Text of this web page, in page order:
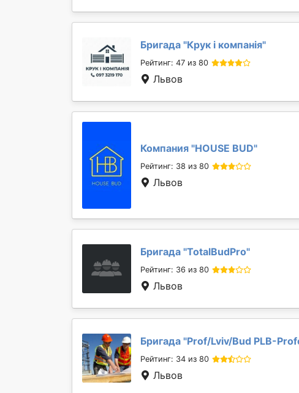
Бригада "Крук і компанія"
Рейтинг: 47 из 80
Львов
Компания "HOUSE BUD"
Рейтинг: 38 из 80
Львов
Бригада "TotalBudPro"
Рейтинг: 36 из 80
Львов
Бригада "Prof/Lviv/Bud PLB-
Рейтинг: 34 из 80
Львов